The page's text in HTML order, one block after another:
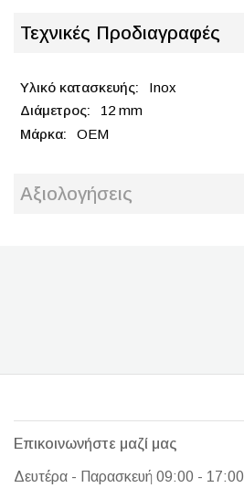
Τεχνικές Προδιαγραφές
Inox
12 mm
OEM
Αξιολογήσεις
Επικοινωνήστε μαζί μας
Δευτέρα - Παρασκευή 09:00 - 17:00